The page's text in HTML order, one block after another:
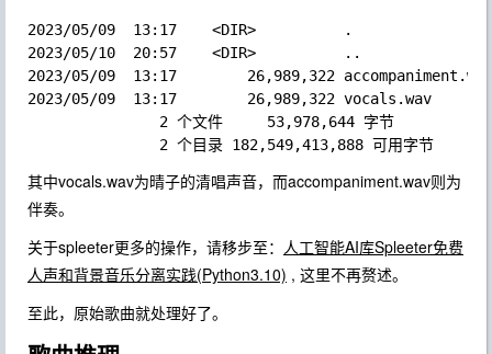
2023/05/09  13:17    <DIR>          .
2023/05/10  20:57    <DIR>          ..
2023/05/09  13:17        26,989,322
2023/05/09  13:17        26,989,322 vocals.wav
               2 个文件     53,978,644 字节
其中vocals.wav为晴子的清唱声音，而accompaniment.wav则为
伴奏。
关于spleeter更多的操作，请移步至： 人工智能AI库Spleeter免费
人声和背景音乐分离实践(Python3.10) , 这里不再赘述。
至此，原始歌曲就处理好了。